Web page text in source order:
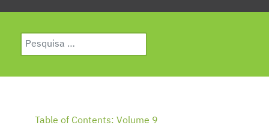
Pesquisar
Table of Contents: Volume 9